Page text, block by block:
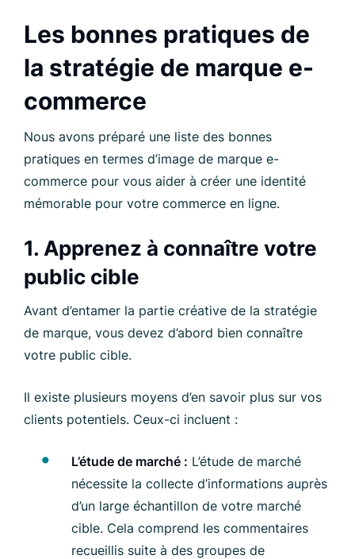
Les bonnes pratiques de
la stratégie de marque e-
commerce
Nous avons préparé une liste des bonnes
pratiques en termes d’image de marque e-
commerce pour vous aider à créer une identité
mémorable pour votre commerce en ligne.
1. Apprenez à connaître votre
public cible
Avant d’entamer la partie créative de la stratégie
de marque, vous devez d’abord bien connaître
votre public cible.
Il existe plusieurs moyens d’en savoir plus sur vos
clients potentiels. Ceux-ci incluent :
L’étude de marché : L’étude de marché
nécessite la collecte d’informations auprès
d’un large échantillon de votre marché
cible. Cela comprend les commentaires
recueillis suite à des groupes de